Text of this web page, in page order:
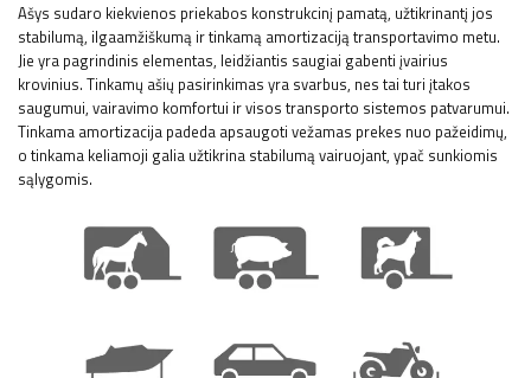
Ašys sudaro kiekvienos priekabos konstrukcinį pamatą, užtikrinantį jos
stabilumą, ilgaamžiškumą ir tinkamą amortizaciją transportavimo metu.
Jie yra pagrindinis elementas, leidžiantis saugiai gabenti įvairius
krovinius. Tinkamų ašių pasirinkimas yra svarbus, nes tai turi įtakos
saugumui, vairavimo komfortui ir visos transporto sistemos patvarumui.
Tinkama amortizacija padeda apsaugoti vežamas prekes nuo pažeidimų,
o tinkama keliamoji galia užtikrina stabilumą vairuojant, ypač sunkiomis
sąlygomis.